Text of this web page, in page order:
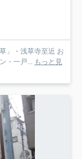
」・浅草寺至近 お
・一戸... もっと見